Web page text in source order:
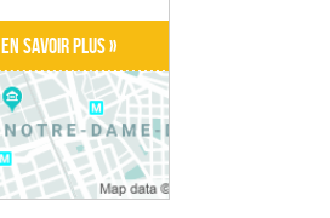
En savoir plus »